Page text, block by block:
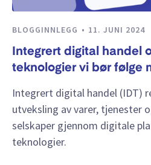
BLOGGINNLEGG 11. JUNI 2024
Integrert digital handel
teknologier vi bør følge
Integrert digital handel (IDT)
utveksling av varer, tjenester
selskaper gjennom digitale
teknologier.